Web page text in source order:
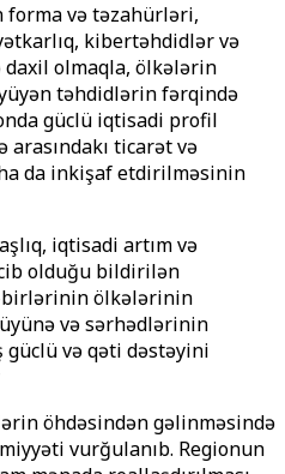
və təzahürləri,
kibertəhdidlər və
olmaqla, ölkələrin
təhdidlərin fərqində
güclü iqtisadi profil
arasındakı ticarət və
da inkişaf etdirilməsinin
iqtisadi artım və
olduğu bildirilən
birlərinin ölkələrinin
və sərhədlərinin
güclü və qəti dəstəyini
öhdəsindən gəlinməsində
vurğulanıb. Regionun